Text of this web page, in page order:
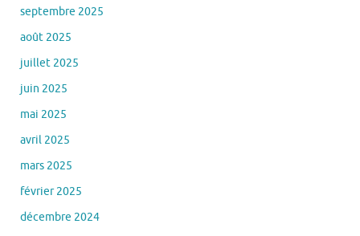
septembre 2025
août 2025
juillet 2025
juin 2025
mai 2025
avril 2025
mars 2025
février 2025
décembre 2024